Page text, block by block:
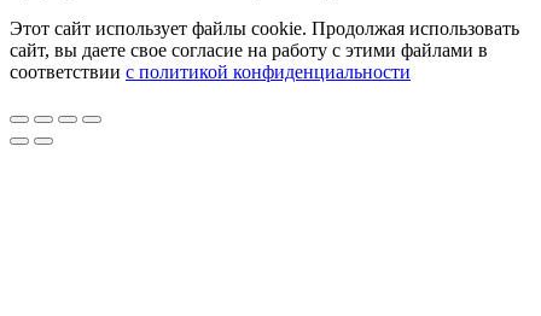
Этот сайт использует файлы cookie. Продолжая использовать
сайт, вы даете свое согласие на работу с этими файлами в
соответствии с политикой конфиденциальности